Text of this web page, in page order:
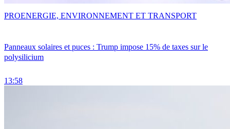
Panneaux solaires et puces : Trump impose 15% de taxes sur le
polysilicium
13:58
PROENERGIE, ENVIRONNEMENT ET TRANSPORT